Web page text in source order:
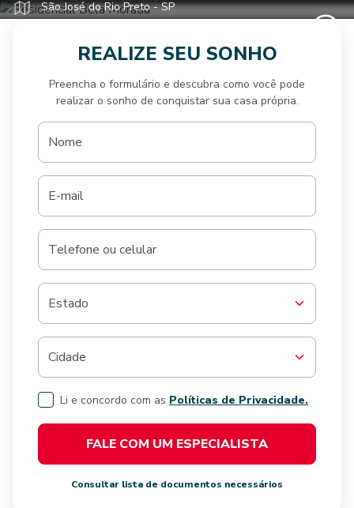
São José do Rio Preto - SP
REALIZE SEU SONHO
Preencha o formulário e descubra como você pode
realizar o sonho de conquistar sua casa própria.
Nome
E-mail
Telefone ou celular
Estado
Cidade
Li e concordo com as Políticas de Privacidade.
FALE COM UM ESPECIALISTA
Consultar lista de documentos necessários